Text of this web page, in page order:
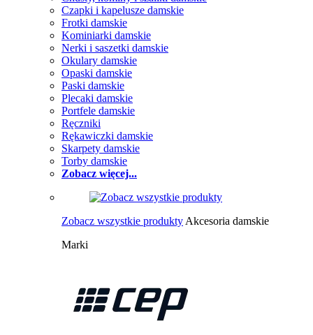
Czapki i kapelusze damskie
Frotki damskie
Kominiarki damskie
Nerki i saszetki damskie
Okulary damskie
Opaski damskie
Paski damskie
Plecaki damskie
Portfele damskie
Ręczniki
Rękawiczki damskie
Skarpety damskie
Torby damskie
Zobacz więcej...
Zobacz wszystkie produkty Akcesoria damskie
Marki